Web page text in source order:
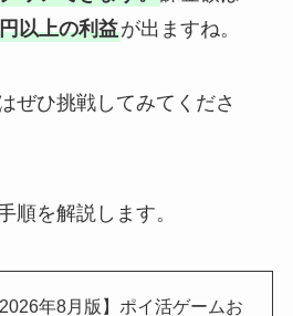
以上の利益が出ますね。
ぜひ挑戦してみてくださ
順を解説します。
2026年8月版】ポイ活ゲームお